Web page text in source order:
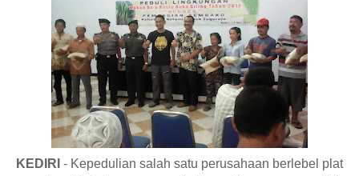
KEDIRI - Kepedulian salah satu perusahaan berlebel plat